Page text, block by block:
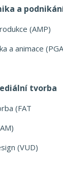
a
(AMP)
tvorba
(FAT
(VUD)